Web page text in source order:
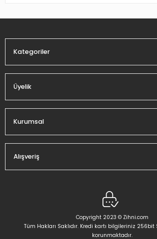
Kategoriler
Üyelik
Kurumsal
Alışveriş
Copyright 2023 © Zihni.com
Tüm Hakları Saklıdır. Kredi kartı bilgileriniz 256bit
korunmaktadır.